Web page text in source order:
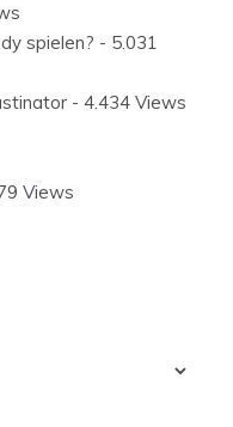
spielen? - 5.031
- 4.434 Views
Views